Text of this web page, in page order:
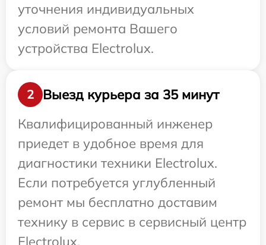
уточнения индивидуальных
условий ремонта Вашего
устройства Electrolux.
2
Выезд курьера за 35 минут
Квалифицированный инженер
приедет в удобное время для
диагностики техники Electrolux.
Если потребуется углубленный
ремонт мы бесплатно доставим
технику в сервис в сервисный центр